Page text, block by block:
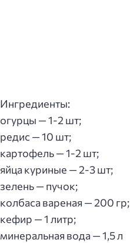
Ингредиенты:
огурцы — 1-2 шт;
редис — 10 шт;
картофель — 1-2 шт;
яйца куриные — 2-3 шт;
зелень — пучок;
колбаса вареная — 200 гр;
кефир — 1 литр;
минеральная вода — 1,5 л